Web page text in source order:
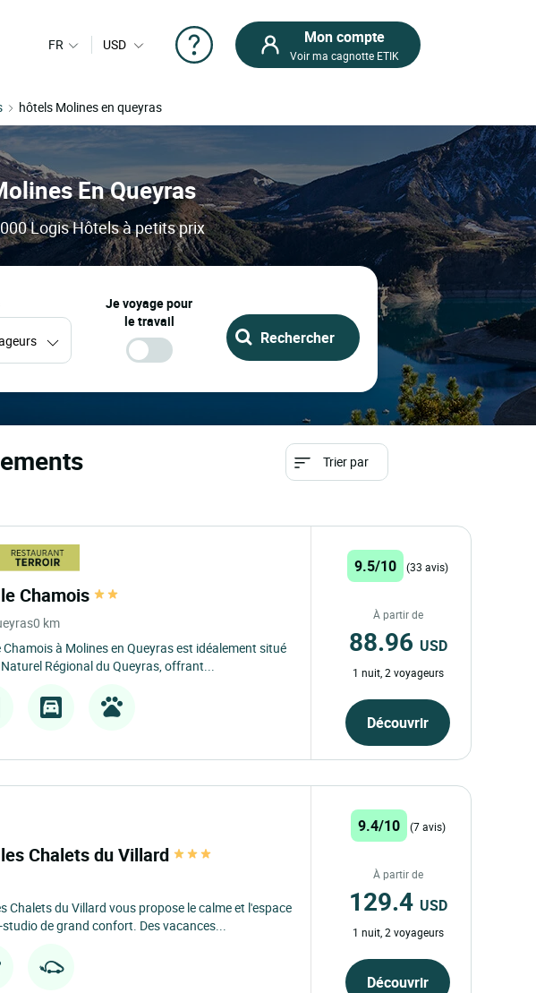
FR USD Mon compte
Voir ma cagnotte ETIK
hôtels Molines en queyras
En Queyras
Logis Hôtels à petits prix
Je voyage pour
le travail
Trier par
Chamois
0 km
Chamois à Molines en Queyras est idéalement situé
Régional du Queyras, offrant...
9.5/10 (33 avis)
À partir de
88.96 USD
1 nuit, 2 voyageurs
Découvrir
Chalets du Villard
Chalets du Villard vous propose le calme et l'espace
de grand confort. Des vacances...
9.4/10 (7 avis)
À partir de
129.4 USD
1 nuit, 2 voyageurs
Découvrir